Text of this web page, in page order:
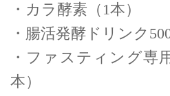
・カラ酵素（1本）
・腸活発酵ドリンク
・ファスティング専
本）